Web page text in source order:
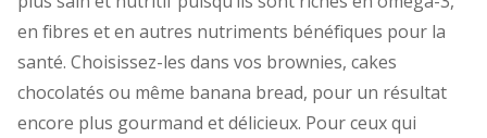
en fibres et en autres nutriments bénéfiques pour la
santé. Choisissez-les dans vos brownies, cakes
chocolatés ou même banana bread, pour un résultat
encore plus gourmand et délicieux. Pour ceux qui